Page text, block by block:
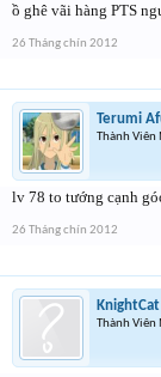
ồ ghê vãi hàng PTS
26 Tháng chín 2012
Terumi
Thành Viên
lv 78 to tướng cạnh
26 Tháng chín 2012
KnightCat
Thành Viên